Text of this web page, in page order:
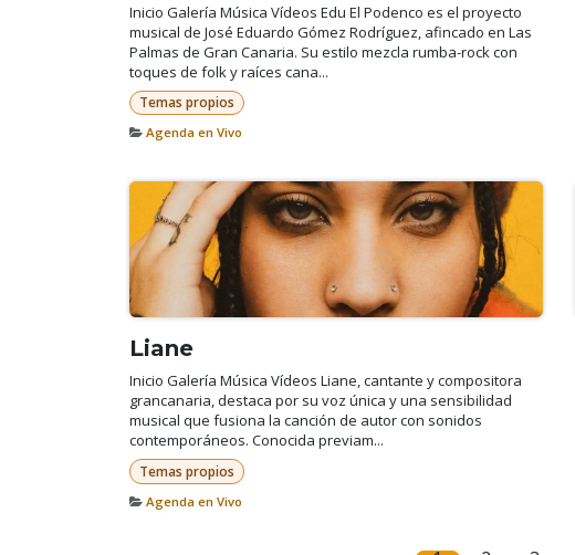
Inicio Galería Música Vídeos Edu El Podenco es el proyecto
musical de José Eduardo Gómez Rodríguez, afincado en Las
Palmas de Gran Canaria. Su estilo mezcla rumba-rock con
toques de folk y raíces cana...
Temas propios
Agenda en Vivo
Liane
Inicio Galería Música Vídeos Liane, cantante y compositora
grancanaria, destaca por su voz única y una sensibilidad
musical que fusiona la canción de autor con sonidos
contemporáneos. Conocida previam...
Temas propios
Agenda en Vivo